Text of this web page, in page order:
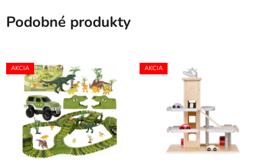
Podobné produkty
AKCIA AKCIA